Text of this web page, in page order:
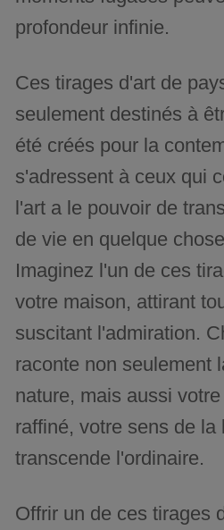
profondeur infinie.
Ces tirages d'art de
seulement destinés à
été créés pour la
s'adressent à ceux qui
l'art a le pouvoir de
de vie en quelque
Imaginez l'un de ces
votre maison, attirant
suscitant l'admiration.
raconte non seulement
nature, mais aussi
raffiné, votre sens de la
transcende l'ordinaire.
Offrir un de ces tirages